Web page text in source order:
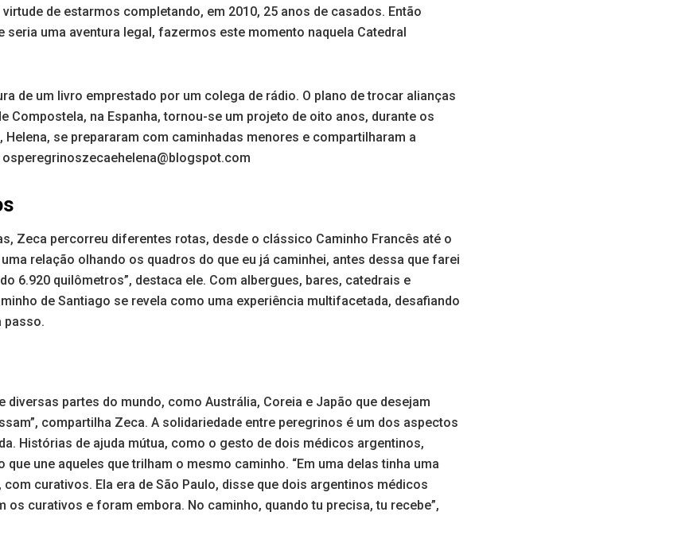
de estarmos completando, em 2010, 25 anos de casados. Então
seria uma aventura legal, fazermos este momento naquela Catedral
de um livro emprestado por um colega de rádio. O plano de trocar alianças
Compostela, na Espanha, tornou-se um projeto de oito anos, durante os
Helena, se prepararam com caminhadas menores e compartilharam a
Zeca percorreu diferentes rotas, desde o clássico Caminho Francês até o
relação olhando os quadros do que eu já caminhei, antes dessa que farei
6.920 quilômetros”, destaca ele. Com albergues, bares, catedrais e
de Santiago se revela como uma experiência multifacetada, desafiando
passo.
diversas partes do mundo, como Austrália, Coreia e Japão que desejam
compartilha Zeca. A solidariedade entre peregrinos é um dos aspectos
Histórias de ajuda mútua, como o gesto de dois médicos argentinos,
une aqueles que trilham o mesmo caminho. “Em uma delas tinha uma
curativos. Ela era de São Paulo, disse que dois argentinos médicos
os curativos e foram embora. No caminho, quando tu precisa, tu recebe”,